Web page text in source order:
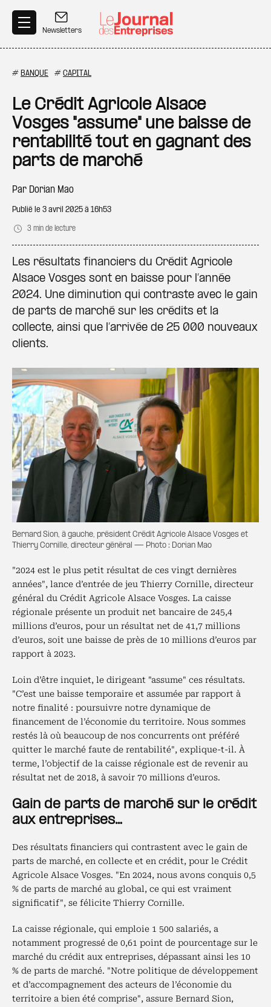
Newsletters
# BANQUE # CAPITAL
Le Crédit Agricole Alsace
Vosges "assume" une baisse de
rentabilité tout en gagnant des
parts de marché
Par Dorian Mao
Publié le 3 avril 2025 à 16h53
3 min de lecture
Les résultats financiers du Crédit Agricole
Alsace Vosges sont en baisse pour l’année
2024. Une diminution qui contraste avec le gain
de parts de marché sur les crédits et la
collecte, ainsi que l’arrivée de 25 000 nouveaux
clients.
Bernard Sion, à gauche, président Crédit Agricole Alsace Vosges et
Thierry Cornille, directeur général — Photo : Dorian Mao
"2024 est le plus petit résultat de ces vingt dernières
années", lance d’entrée de jeu Thierry Cornille, directeur
général du Crédit Agricole Alsace Vosges. La caisse
régionale présente un produit net bancaire de 245,4
millions d’euros, pour un résultat net de 41,7 millions
d’euros, soit une baisse de près de 10 millions d’euros par
rapport à 2023.
Loin d’être inquiet, le dirigeant "assume" ces résultats.
"C’est une baisse temporaire et assumée par rapport à
notre finalité : poursuivre notre dynamique de
financement de l’économie du territoire. Nous sommes
restés là où beaucoup de nos concurrents ont préféré
quitter le marché faute de rentabilité", explique-t-il. À
terme, l’objectif de la caisse régionale est de revenir au
résultat net de 2018, à savoir 70 millions d’euros.
Gain de parts de marché sur le crédit
aux entreprises…
Des résultats financiers qui contrastent avec le gain de
parts de marché, en collecte et en crédit, pour le Crédit
Agricole Alsace Vosges. "En 2024, nous avons conquis 0,5
% de parts de marché au global, ce qui est vraiment
significatif", se félicite Thierry Cornille.
La caisse régionale, qui emploie 1 500 salariés, a
notamment progressé de 0,61 point de pourcentage sur le
marché du crédit aux entreprises, dépassant ainsi les 10
% de parts de marché. "Notre politique de développement
et d’accompagnement des acteurs de l’économie du
territoire a bien été comprise", assure Bernard Sion,